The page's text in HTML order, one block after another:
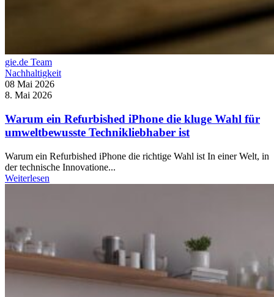
gie.de Team
Nachhaltigkeit
08 Mai 2026
8. Mai 2026
Warum ein Refurbished iPhone die kluge Wahl für
umweltbewusste Technikliebhaber ist
Warum ein Refurbished iPhone die richtige Wahl ist In einer Welt, in
der technische Innovatione...
Weiterlesen